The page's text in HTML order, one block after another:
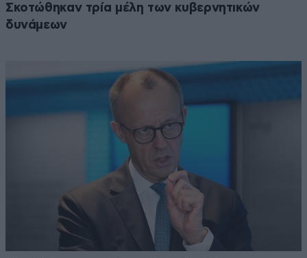
Σκοτώθηκαν τρία μέλη των κυβερνητικών
δυνάμεων